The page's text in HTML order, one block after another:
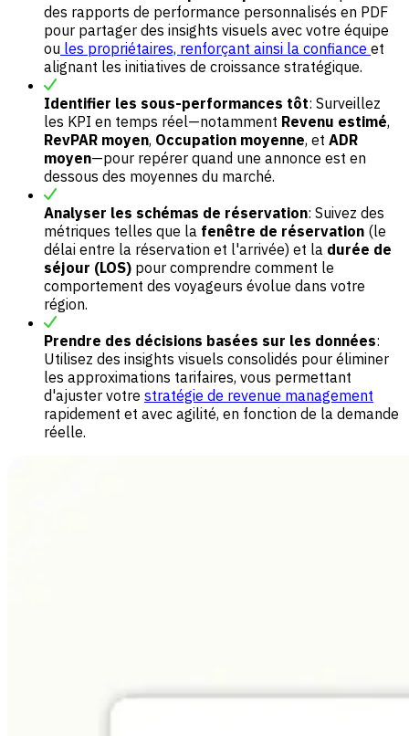
des rapports de performance personnalisés en PDF
pour partager des insights visuels avec votre équipe
ou les propriétaires, renforçant ainsi la confiance et
alignant les initiatives de croissance stratégique.
Identifier les sous-performances tôt: Surveillez
les KPI en temps réel—notamment Revenu estimé,
RevPAR moyen, Occupation moyenne, et ADR
moyen—pour repérer quand une annonce est en
dessous des moyennes du marché.
Analyser les schémas de réservation: Suivez des
métriques telles que la fenêtre de réservation (le
délai entre la réservation et l'arrivée) et la durée de
séjour (LOS) pour comprendre comment le
comportement des voyageurs évolue dans votre
région.
Prendre des décisions basées sur les données:
Utilisez des insights visuels consolidés pour éliminer
les approximations tarifaires, vous permettant
d'ajuster votre stratégie de revenue management
rapidement et avec agilité, en fonction de la demande
réelle.